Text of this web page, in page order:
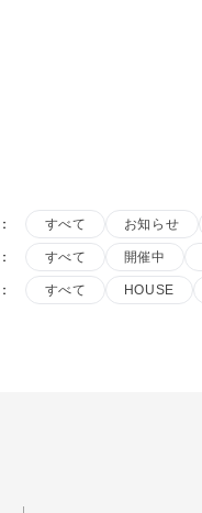
： すべて お知らせ
： すべて 開催中
： すべて HOUSE